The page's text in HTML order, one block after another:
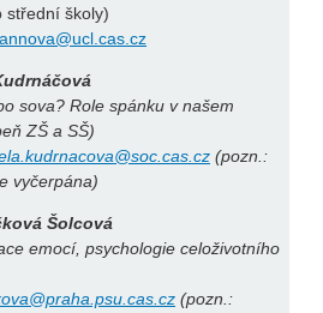
střední školy)
sova? Role spánku v našem
ZŠ a SŠ)
(pozn.:
vyčerpána)
Šolcová
emocí, psychologie celoživotního
(pozn.: